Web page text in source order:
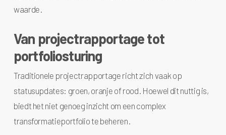
waarde.
Van projectrapportage tot
portfoliosturing
Traditionele projectrapportage richt zich vaak op
statusupdates: groen, oranje of rood. Hoewel dit nuttig is,
biedt het niet genoeg inzicht om een complex
transformatieportfolio te beheren.